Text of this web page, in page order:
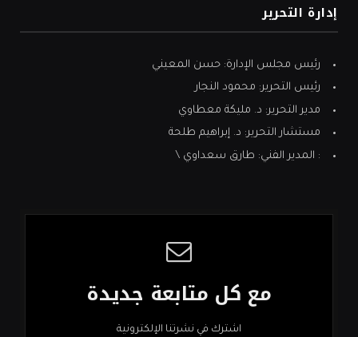
إدارة التحرير
رئيس مجلس الإدارة: حسن المعيني
رئيس التحرير: محمود النجار
مدير التحرير: د. مليكة معطاوي
مستشار التحرير: د. إبراهيم طلحة
: المدير الفني: طارق سعداوي \
مع كل متابعة جديدة
اشترك في نشرتنا الإلكترونية